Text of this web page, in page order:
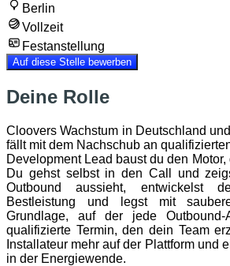
Berlin
Vollzeit
Festanstellung
Auf diese Stelle bewerben
Deine Rolle
Cloovers Wachstum in Deutschland
fällt mit dem Nachschub an
Development Lead baust du den
Du gehst selbst in den Call und
Outbound aussieht, entwickelst
Bestleistung und legst mit
Grundlage, auf der jede Outbound-
qualifizierte Termin, den dein Team
Installateur mehr auf der Plattform und
in der Energiewende.